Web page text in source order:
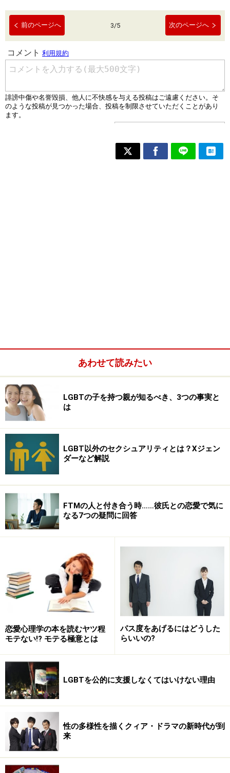
前のページへ 3/5 次のページへ
あわせて読みたい
LGBTの子を持つ親が知るべき、3つの事実と
は
LGBT以外のセクシュアリティとは？Xジェン
ダーなど解説
FTMの人と付き合う時……彼氏との恋愛で気に
なる7つの疑問に回答
恋愛心理学の本を読むヤツ程
モテない!? モテる極意とは
パス度をあげるにはどうした
らいいの?
LGBTを公的に支援しなくてはいけない理由
性の多様性を描くクィア・ドラマの新時代が到
来